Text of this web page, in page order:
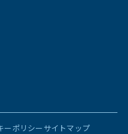
ーポリシーサイトマップ